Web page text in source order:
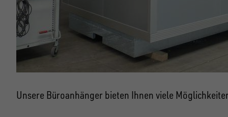
Unsere Büroanhänger bieten Ihnen viele